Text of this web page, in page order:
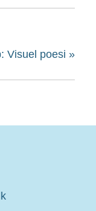
Visuel poesi »